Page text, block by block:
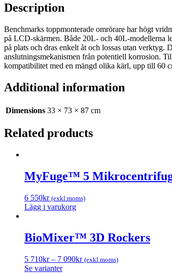
Description
Benchmarks toppmonterade omrörare har högt
på LCD-skärmen. Både 20L- och 40L-modellerna
på plats och dras enkelt åt och lossas utan verktyg.
anslutningsmekanismen från potentiell korrosion.
kompatibilitet med en mängd olika kärl, upp till 60
Additional information
Dimensions 33 × 73 × 87 cm
Related products
MyFuge™ 5 Mikrocentrifug
6 550kr (exkl.moms)
Lägg i varukorg
BioMixer™ 3D Rockers
5 710kr– 7 090kr (exkl.moms)
Se varianter